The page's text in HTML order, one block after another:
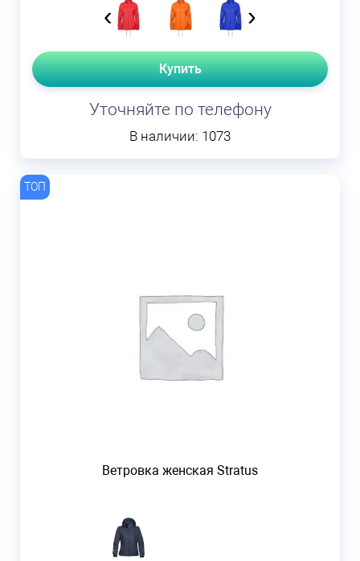
‹ ›
Купить
Уточняйте по телефону
В наличии: 1073
Ветровка женская Stratus